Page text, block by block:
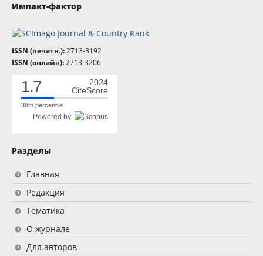
Импакт-фактор
ISSN (печатн.):2713-3192
ISSN (онлайн):2713-3206
1.7
2024
CiteScore
38th percentile
Powered by
Разделы
Главная
Редакция
Тематика
О журнале
Для авторов